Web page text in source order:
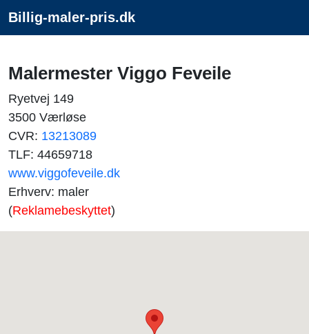
Billig-maler-pris.dk
Malermester Viggo Feveile
Ryetvej 149
3500 Værløse
CVR: 13213089
TLF: 44659718
www.viggofeveile.dk
Erhverv: maler
(Reklamebeskyttet)